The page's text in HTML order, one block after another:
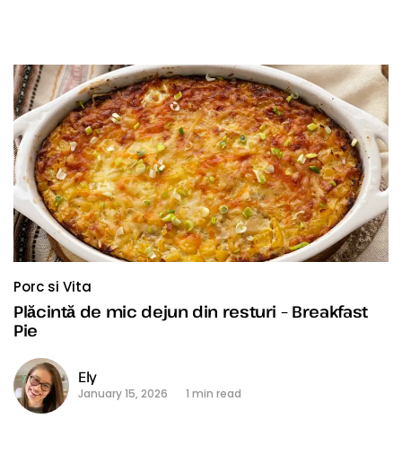
Porc si Vita
Plăcintă de mic dejun din resturi – Breakfast
Pie
Ely
January 15, 2026 1 min read